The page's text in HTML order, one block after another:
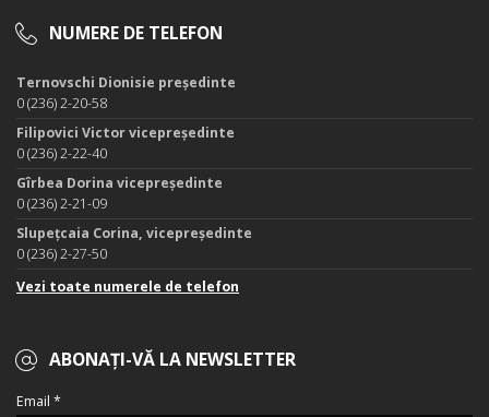
NUMERE DE TELEFON
Ternovschi Dionisie președinte
0 (236) 2-20-58
Filipovici Victor vicepreședinte
0 (236) 2-22-40
Gîrbea Dorina vicepreședinte
0 (236) 2-21-09
Slupețcaia Corina, vicepreședinte
0 (236) 2-27-50
Vezi toate numerele de telefon
ABONAȚI-VĂ LA NEWSLETTER
Email *